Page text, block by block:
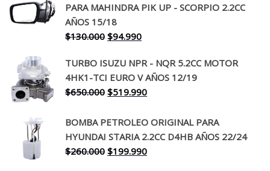
PARA MAHINDRA PIK UP - SCORPIO 2.2CC
AÑOS 15/18
$130.000 El
original
era:
$130.000.
$94.990El
actual
es:
$94.990.
TURBO ISUZU NPR - NQR 5.2CC MOTOR
4HK1-TCI EURO V AÑOS 12/19
$650.000 El
original
era:
$650.000.
$519.990El
actual
es:
$519.990.
BOMBA PETROLEO ORIGINAL PARA
HYUNDAI STARIA 2.2CC D4HB AÑOS 22/24
$260.000 El
$199.990El